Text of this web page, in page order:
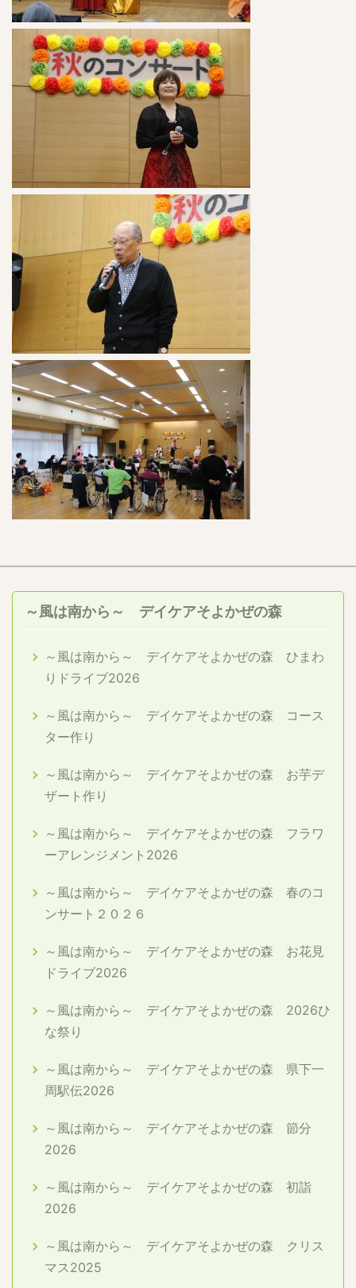
～風は南から～ デイケアそよかぜの森
～風は南から～ デイケアそよかぜの森 ひまわ
りドライブ2026
～風は南から～ デイケアそよかぜの森 コース
ター作り
～風は南から～ デイケアそよかぜの森 お芋デ
ザート作り
～風は南から～ デイケアそよかぜの森 フラワ
ーアレンジメント2026
～風は南から～ デイケアそよかぜの森 春のコ
ンサート２０２６
～風は南から～ デイケアそよかぜの森 お花見
ドライブ2026
～風は南から～ デイケアそよかぜの森 2026ひ
な祭り
～風は南から～ デイケアそよかぜの森 県下一
周駅伝2026
～風は南から～ デイケアそよかぜの森 節分
2026
～風は南から～ デイケアそよかぜの森 初詣
2026
～風は南から～ デイケアそよかぜの森 クリス
マス2025